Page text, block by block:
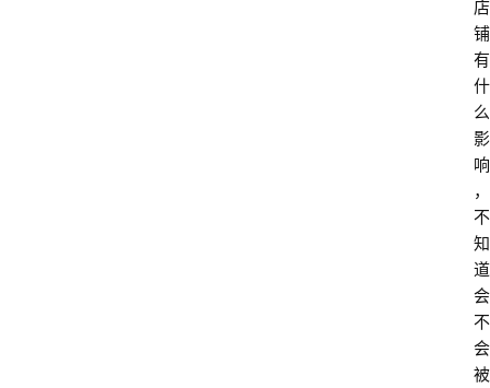
店
铺
有
什
么
影
响
，
不
知
道
会
不
会
被